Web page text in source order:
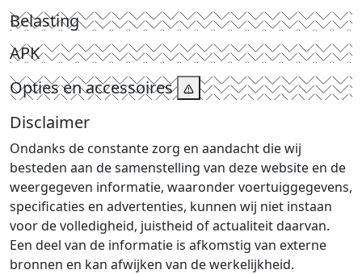
Belasting
APK
Opties en accessoires
Disclaimer
Ondanks de constante zorg en aandacht die wij
besteden aan de samenstelling van deze website en de
weergegeven informatie, waaronder voertuiggegevens,
specificaties en advertenties, kunnen wij niet instaan
voor de volledigheid, juistheid of actualiteit daarvan.
Een deel van de informatie is afkomstig van externe
bronnen en kan afwijken van de werkelijkheid.